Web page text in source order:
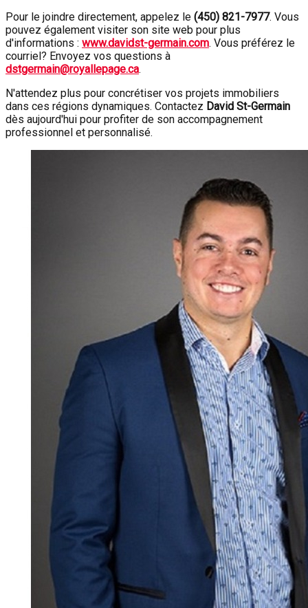
Pour le joindre directement, appelez le (450) 821-7977. Vous
pouvez également visiter son site web pour plus
d'informations : www.davidst-germain.com. Vous préférez le
courriel? Envoyez vos questions à
dstgermain@royallepage.ca.
N'attendez plus pour concrétiser vos projets immobiliers
dans ces régions dynamiques. Contactez David St-Germain
dès aujourd'hui pour profiter de son accompagnement
professionnel et personnalisé.